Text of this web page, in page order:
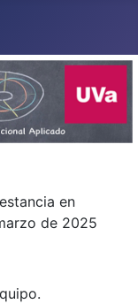
en
de 2025